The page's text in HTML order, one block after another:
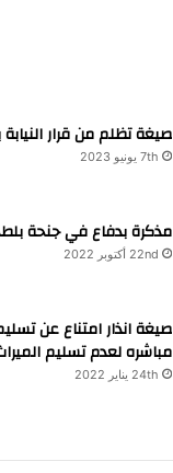
صيغة تظلم من قرار
7th يونيو 2023
مذكرة بدفاع في جنحة
22nd أكتوبر 2022
صيغة انذار امتناع عن
مباشره لعدم تسليم
24th يناير 2022